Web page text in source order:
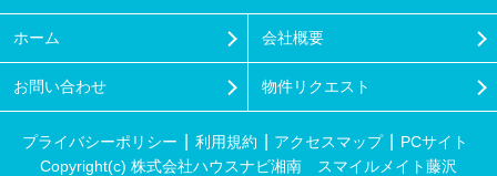
ホーム 会社概要
お問い合わせ 物件リクエスト
プライバシーポリシー 利用規約 アクセスマップ
PCサイト
Copyright(c) 株式会社ハウスナビ湘南 スマイルメイト藤沢